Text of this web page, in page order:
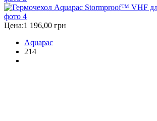
Цена:1 196,00 грн
Aquapac
214